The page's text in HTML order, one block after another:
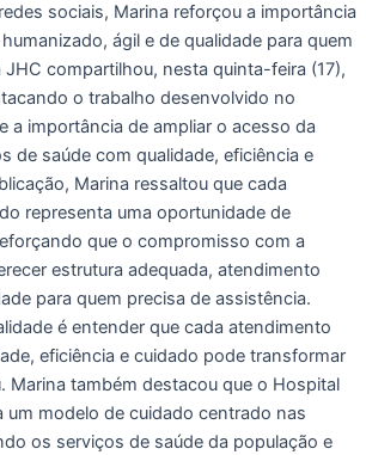
sociais, Marina reforçou a importância
ágil e de qualidade para quem
JHC compartilhou, nesta quinta-feira (17),
o trabalho desenvolvido no
a importância de ampliar o acesso da
de saúde com qualidade, eficiência e
Marina ressaltou que cada
representa uma oportunidade de
que o compromisso com a
estrutura adequada, atendimento
para quem precisa de assistência.
é entender que cada atendimento
eficiência e cuidado pode transformar
Marina também destacou que o Hospital
um modelo de cuidado centrado nas
os serviços de saúde da população e